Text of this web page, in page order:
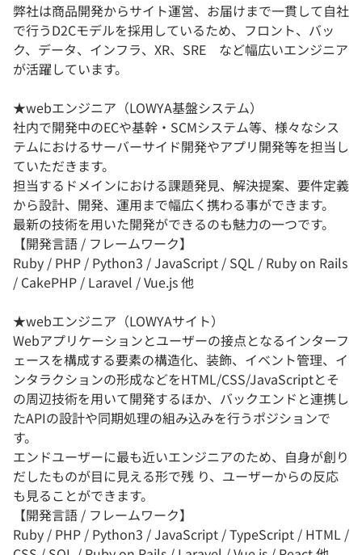
弊社は商品開発からサイト運営、お届けまで一貫して自社
で行うD2Cモデルを採用しているため、フロント、バッ
ク、データ、インフラ、XR、SRE など幅広いエンジニア
が活躍しています。
★webエンジニア（LOWYA基盤システム）
社内で開発中のECや基幹・SCMシステム等、様々なシス
テムにおけるサーバーサイド開発やアプリ開発等を担当し
ていただきます。
担当するドメインにおける課題発見、解決提案、要件定義
から設計、開発、運用まで幅広く携わる事ができます。
最新の技術を用いた開発ができるのも魅力の一つです。
【開発言語 / フレームワーク】
Ruby / PHP / Python3 / JavaScript / SQL / Ruby on Rails
/ CakePHP / Laravel / Vue.js 他
★webエンジニア（LOWYAサイト）
Webアプリケーションとユーザーの接点となるインターフ
ェースを構成する要素の構造化、装飾、イベント管理、イ
ンタラクションの形成などをHTML/CSS/JavaScriptとそ
の周辺技術を用いて開発するほか、バックエンドと連携し
たAPIの設計や同期処理の組み込みを行うポジションで
す。
エンドユーザーに最も近いエンジニアのため、自身が創り
だしたものが目に見える形で残 り、ユーザーからの反応
も見ることができます。
【開発言語 / フレームワーク】
Ruby / PHP / Python3 / JavaScript / TypeScript / HTML /